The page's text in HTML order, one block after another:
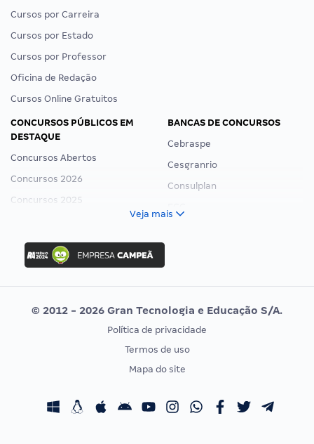
Cursos por Carreira
Cursos por Estado
Cursos por Professor
Oficina de Redação
Cursos Online Gratuitos
CONCURSOS PÚBLICOS EM
DESTAQUE
Concursos Abertos
Concursos 2026
Concursos 2025
Concurso Ibama
Concurso MPU
Editais publicados
BANCAS DE CONCURSOS
Cebraspe
Cesgranrio
Consulplan
Vunesp
CONCURSOS POR PROFISSÃO
Concursos Fiscais
EXAME DE ORDEM
Calendário OAB
Veja mais
© 2012 - 2026 Gran Tecnologia e Educação S/A.
Política de privacidade
Termos de uso
Mapa do site